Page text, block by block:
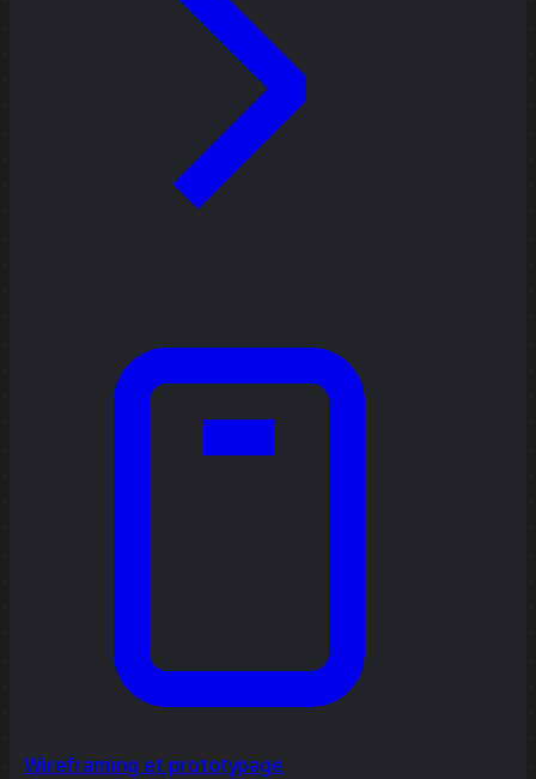
Wireframing et prototypage